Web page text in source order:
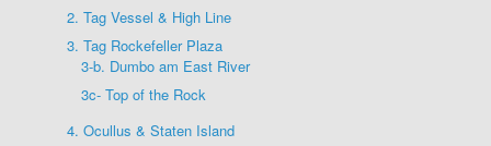
2. Tag Vessel & High Line
3. Tag Rockefeller Plaza
3-b. Dumbo am East River
3c- Top of the Rock
4. Ocullus & Staten Island